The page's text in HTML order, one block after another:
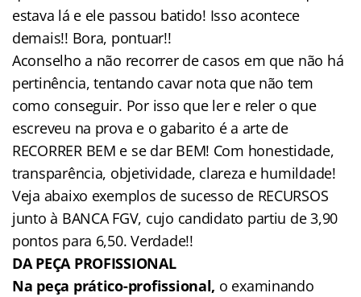
estava lá e ele passou batido! Isso acontece
demais!! Bora, pontuar!!
Aconselho a não recorrer de casos em que não há
pertinência, tentando cavar nota que não tem
como conseguir. Por isso que ler e reler o que
escreveu na prova e o gabarito é a arte de
RECORRER BEM e se dar BEM! Com honestidade,
transparência, objetividade, clareza e humildade!
Veja abaixo exemplos de sucesso de RECURSOS
junto à BANCA FGV, cujo candidato partiu de 3,90
pontos para 6,50. Verdade!!
DA PEÇA PROFISSIONAL
Na peça prático-profissional, o examinando